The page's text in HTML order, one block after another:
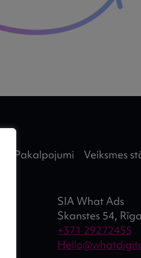
Pakalpojumi Veiksmes
SIA What Ads
Skanstes 54,
+371 29272455